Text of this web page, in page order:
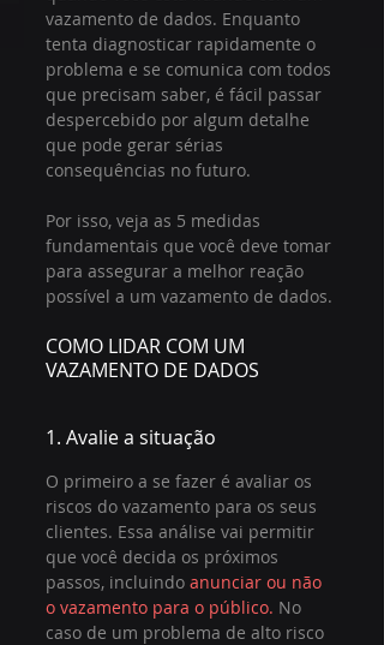
vazamento de dados. Enquanto
tenta diagnosticar rapidamente o
problema e se comunica com todos
que precisam saber, é fácil passar
despercebido por algum detalhe
que pode gerar sérias
consequências no futuro.
Por isso, veja as 5 medidas
fundamentais que você deve tomar
para assegurar a melhor reação
possível a um vazamento de dados.
COMO LIDAR COM UM
VAZAMENTO DE DADOS
1. Avalie a situação
O primeiro a se fazer é avaliar os
riscos do vazamento para os seus
clientes. Essa análise vai permitir
que você decida os próximos
passos, incluindo anunciar ou não
o vazamento para o público. No
caso de um problema de alto risco